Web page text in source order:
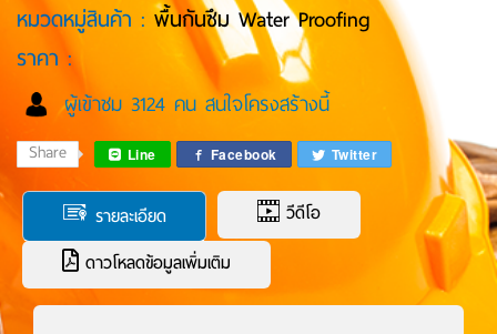
หมวดหมู่สินค้า : พื้นกันซึม Water Proofing
ราคา :
ผู้เข้าชม 3124 คน สนใจโครงสร้างนี้
Share Line Facebook Twitter
รายละเอียด
วีดีโอ
ดาวโหลดข้อมูลเพิ่มเติม